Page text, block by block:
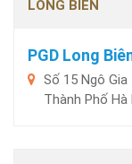
LONG BIÊN
PGD Long
Số 15 Ngô
Thành Phố Hà